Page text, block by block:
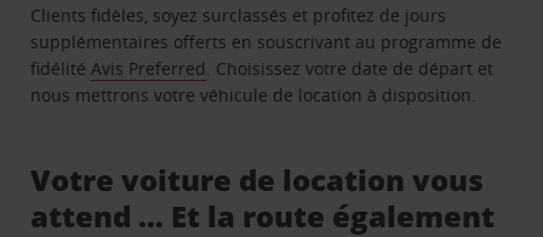
Clients fidèles, soyez surclassés et profitez de jours
supplémentaires offerts en souscrivant au programme de
fidélité Avis Preferred . Choisissez votre date de départ et
nous mettrons votre véhicule de location à disposition.
Votre voiture de location vous
attend … Et la route également